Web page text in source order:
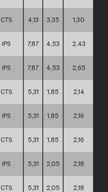
CTS 4,13 3,35 1,30
IPS 7,87 4,53 2,43
IPS 7,87 4,53 2,65
CTS 5,31 1,85 2,14
IPS 5,31 1,85 2,16
CTS 5,31 1,85 2,16
IPS 5,31 2,05 2,18
CTS 5,31 2,05 2,18